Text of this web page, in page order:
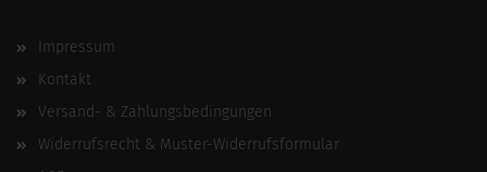
Impressum
Kontakt
Versand- & Zahlungsbedingungen
Widerrufsrecht & Muster-Widerrufsformular